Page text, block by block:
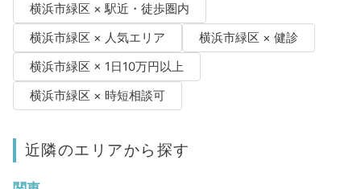
横浜市緑区 × 駅近・徒歩圏内
横浜市緑区 × 人気エリア
横浜市緑区 × 健診
横浜市緑区 × 1日10万円以上
横浜市緑区 × 時短相談可
近隣のエリアから探す